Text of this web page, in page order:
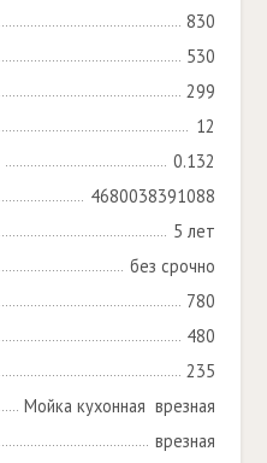
830
530
299
12
0.132
4680038391088
5 лет
без срочно
780
480
235
Мойка кухонная  врезная
врезная